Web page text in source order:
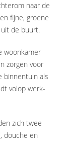
naar de
fijne, groene
de buurt.
woonkamer
zorgen voor
binnentuin als
volop werk-
zich twee
douche en